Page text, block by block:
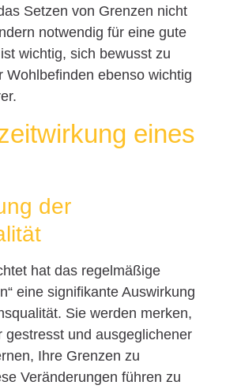
Setzen von Grenzen nicht
notwendig für eine gute
wichtig, sich bewusst zu
Wohlbefinden ebenso wichtig
eines
der
hat das regelmäßige
eine signifikante Auswirkung
Sie werden merken,
gestresst und ausgeglichener
Ihre Grenzen zu
Veränderungen führen zu